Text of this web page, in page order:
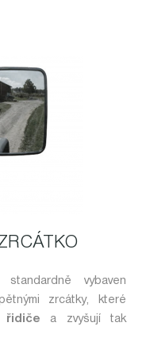
vybaven
zrcátky, které
řidiče a zvyšují tak